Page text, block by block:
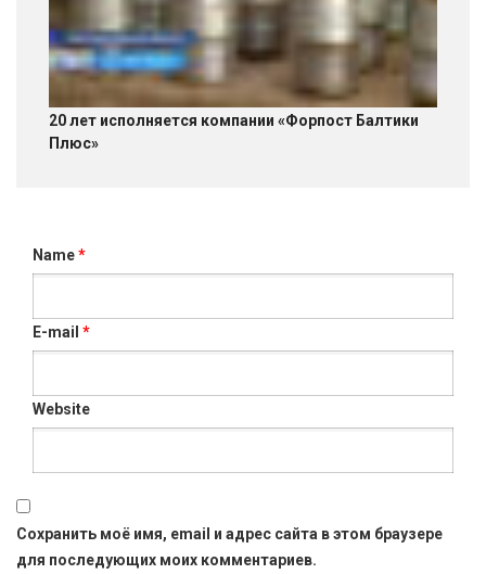
20 лет исполняется компании «Форпост Балтики
Плюс»
Name*
E-mail *
Website
Сохранить моё имя, email и адрес сайта в этом браузере
для последующих моих комментариев.